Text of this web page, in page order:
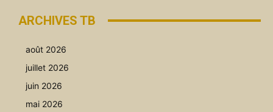
ARCHIVES TB
août 2026
juillet 2026
juin 2026
mai 2026